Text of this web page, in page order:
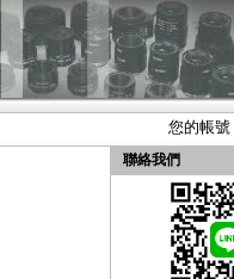
您的帳號
聯絡我們